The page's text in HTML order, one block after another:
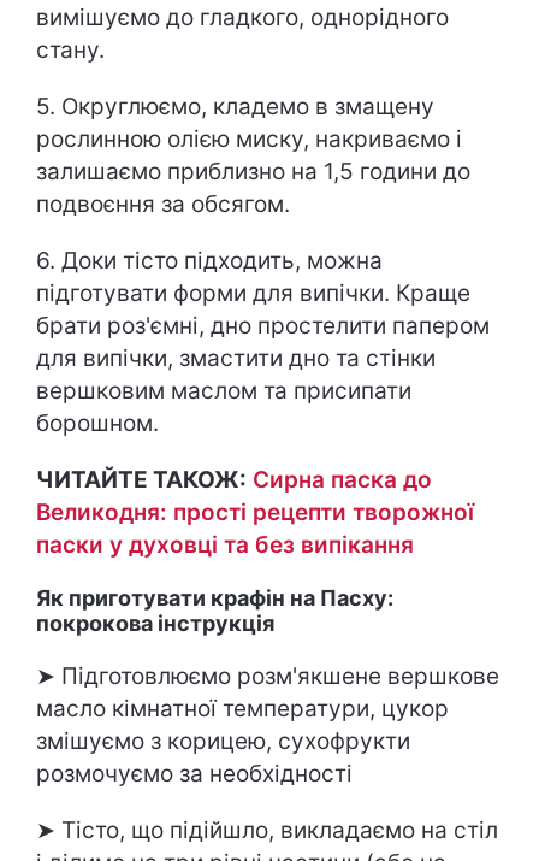
вимішуємо до гладкого, однорідного
стану.
5. Округлюємо, кладемо в змащену
рослинною олією миску, накриваємо і
залишаємо приблизно на 1,5 години до
подвоєння за обсягом.
6. Доки тісто підходить, можна
підготувати форми для випічки. Краще
брати роз'ємні, дно простелити папером
для випічки, змастити дно та стінки
вершковим маслом та присипати
борошном.
ЧИТАЙТЕ ТАКОЖ: Сирна паска до
Великодня: прості рецепти творожної
паски у духовці та без випікання
Як приготувати крафін на Пасху:
покрокова інструкція
➤ Підготовлюємо розм'якшене вершкове
масло кімнатної температури, цукор
змішуємо з корицею, сухофрукти
розмочуємо за необхідності
➤ Тісто, що підійшло, викладаємо на стіл